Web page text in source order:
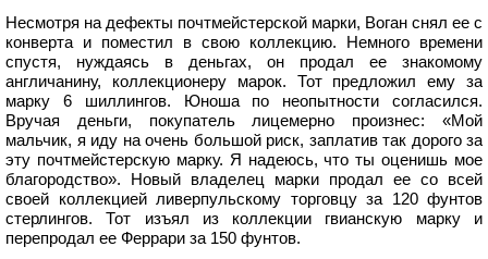
Несмотря на дефекты почтмейстерской марки, Воган снял ее с
конверта и поместил в свою коллекцию. Немного времени
спустя, нуждаясь в деньгах, он продал ее знакомому
англичанину, коллекционеру марок. Тот предложил ему за
марку 6 шиллингов. Юноша по неопытности согласился.
Вручая деньги, покупатель лицемерно произнес: «Мой
мальчик, я иду на очень большой риск, заплатив так дорого за
эту почтмейстерскую марку. Я надеюсь, что ты оценишь мое
благородство». Новый владелец марки продал ее со всей
своей коллекцией ливерпульскому торговцу за 120 фунтов
стерлингов. Тот изъял из коллекции гвианскую марку и
перепродал ее Феррари за 150 фунтов.